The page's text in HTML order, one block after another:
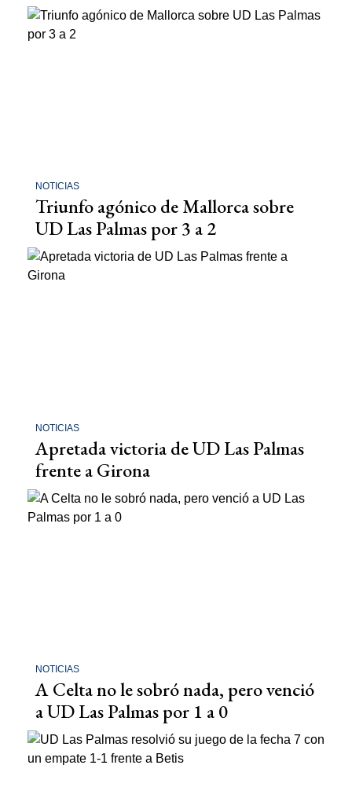
NOTICIAS
Triunfo agónico de Mallorca sobre
UD Las Palmas por 3 a 2
NOTICIAS
Apretada victoria de UD Las Palmas
frente a Girona
NOTICIAS
A Celta no le sobró nada, pero venció
a UD Las Palmas por 1 a 0